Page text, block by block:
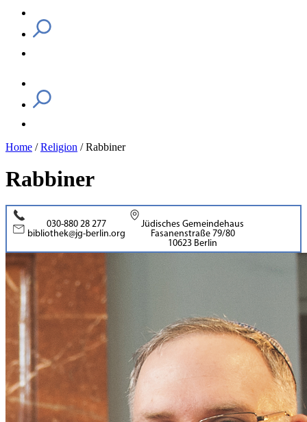
Home /Religion /Rabbiner
Rabbiner
030-880 28 277
bibliothek@jg-berlin.org
Jüdisches Gemeindehaus
Fasanenstraße 79/80
10623 Berlin